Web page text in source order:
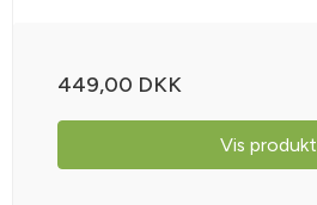
449,00 DKK
Vis produkt